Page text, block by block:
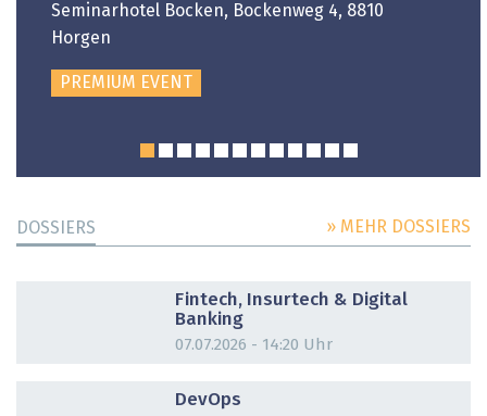
Seminarhotel Bocken, Bockenweg 4, 8810
Horgen
PREMIUM EVENT
DOSSIERS » MEHR DOSSIERS
Fintech, Insurtech & Digital
Banking
07.07.2026 - 14:20 Uhr
DevOps